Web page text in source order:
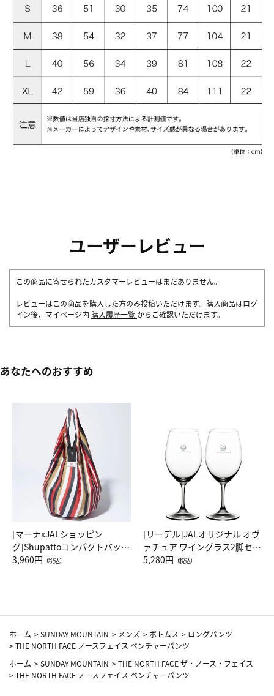
ユーザーレビュー
この商品に寄せられたカスタマーレビューはまだありません。
レビューはこの商品を購入した方のみ投稿いただけます。購入商品はログ
イン後、マイページ内 購入履歴一覧 からご確認いただけます。
あなたへのおすすめ
[マーナxJALショッピン
グ]Shupattoコンパクトバッグ
Drop JAL客室乗務員（LC）ス
3,960円 （税込）
[リーデル]JALオリジナル オヴ
ァチュア ワイングラス2脚セッ
ト（レッドワイン）
5,280円 （税込）
ホーム >SUNDAY MOUNTAIN > メンズ > ボトムス > ロングパンツ
>THE NORTH FACE ノースフェイス ベンチャーパンツ
ホーム >SUNDAY MOUNTAIN >THE NORTH FACE ザ・ノース・フェイス
>THE NORTH FACE ノースフェイス ベンチャーパンツ